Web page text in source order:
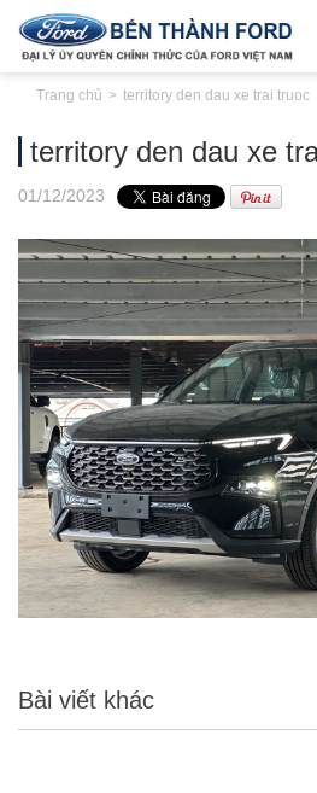
Trang chủ territory den dau xe trai truoc
territory den dau xe
01/12/2023
Bài viết khác